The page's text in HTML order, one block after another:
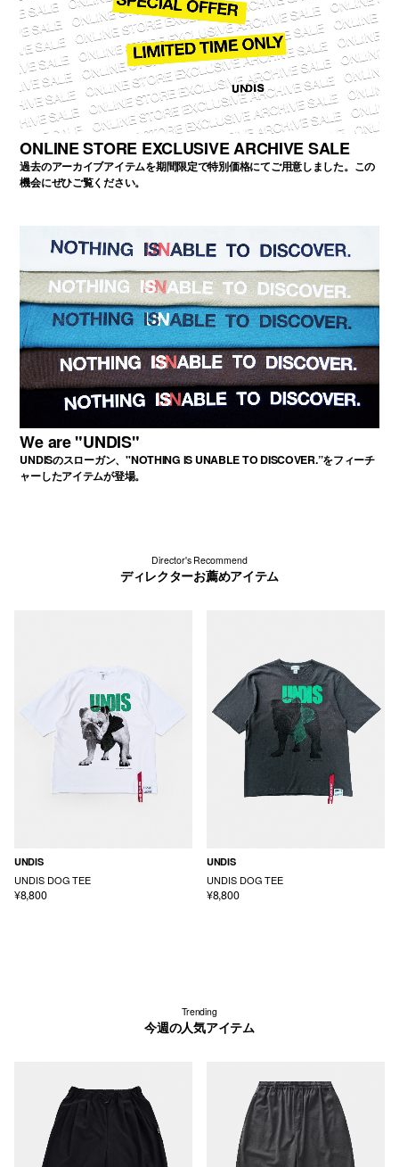
ONLINE STORE EXCLUSIVE ARCHIVE SALE
過去のアーカイブアイテムを期間限定で特別価格にてご用意しました。この
機会にぜひご覧ください。
We are "UNDIS"
UNDISのスローガン、"NOTHING IS UNABLE TO DISCOVER.”をフィーチ
ャーしたアイテムが登場。
Director's Recommend
ディレクターお薦めアイテム
UNDIS
UNDIS DOG TEE
¥8,800
UNDIS
UNDIS DOG TEE
¥8,800
Trending
今週の人気アイテム